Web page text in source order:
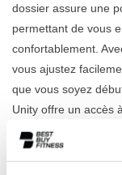
dossier assure une
permettant de vous
confortablement.
vous ajustez
que vous soyez
Unity offre un accès
garantissant que
cadre robuste a un